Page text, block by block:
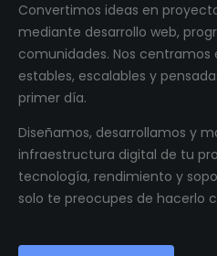
Convertimos ideas en
mediante desarrollo web,
comunidades. Nos centramos
estables, escalables y
primer día.
Diseñamos, desarrollamos y
infraestructura digital de tu
tecnología, rendimiento y
solo te preocupes de hacerlo